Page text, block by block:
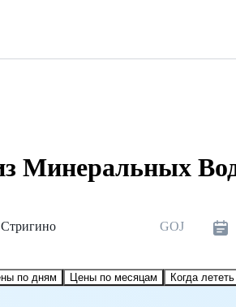
Минеральных
Стригино GOJ
по дням Цены по месяцам Когда лететь